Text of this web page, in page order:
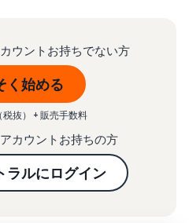
ウントお持ちでない方
く始める
抜） + 販売手数料
カウントお持ちの方
ラルにログイン